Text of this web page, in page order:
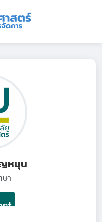
หนุน
ษา